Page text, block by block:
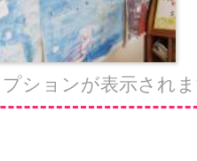
ションが表示され